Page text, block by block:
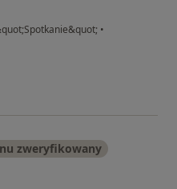
•
zweryfikowany